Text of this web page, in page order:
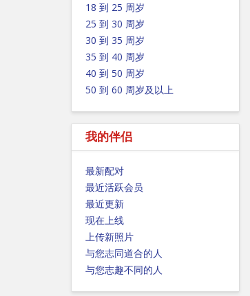
18 到 25 周岁
25 到 30 周岁
30 到 35 周岁
35 到 40 周岁
40 到 50 周岁
50 到 60 周岁及以上
我的伴侣
最新配对
最近活跃会员
最近更新
现在上线
上传新照片
与您志同道合的人
与您志趣不同的人